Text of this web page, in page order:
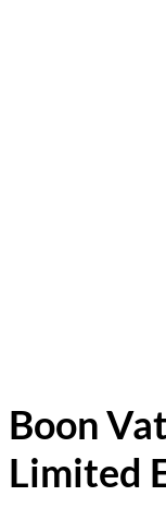
Boon
Limited